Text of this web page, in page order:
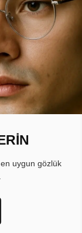
uygun gözlük